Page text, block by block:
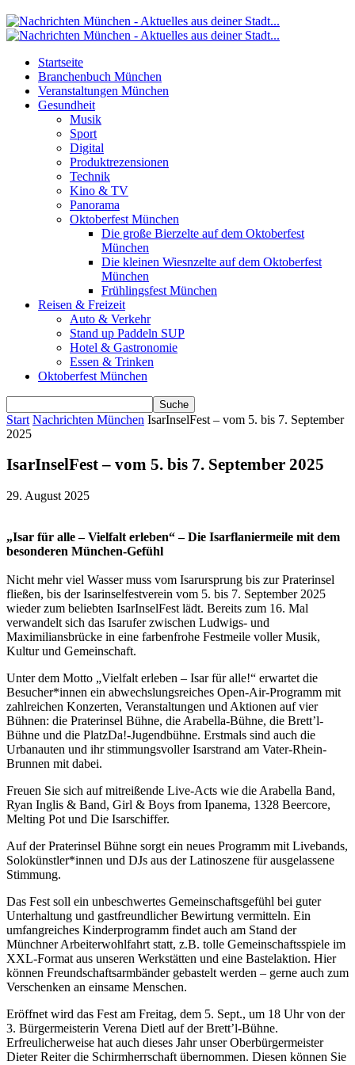
Startseite
Branchenbuch München
Veranstaltungen München
Gesundheit
Musik
Sport
Digital
Produktrezensionen
Technik
Kino & TV
Panorama
Oktoberfest München
Die große Bierzelte auf dem Oktoberfest
München
Die kleinen Wiesnzelte auf dem Oktoberfest
München
Frühlingsfest München
Reisen & Freizeit
Auto & Verkehr
Stand up Paddeln SUP
Hotel & Gastronomie
Essen & Trinken
Oktoberfest München
Start Nachrichten München IsarInselFest – vom 5. bis 7. September
2025
IsarInselFest – vom 5. bis 7. September 2025
29. August 2025
„Isar für alle – Vielfalt erleben“ –Die Isarflaniermeile mit dem
besonderen München-Gefühl
Nicht mehr viel Wasser muss vom Isarursprung bis zur Praterinsel
fließen, bis der Isarinselfestverein vom 5. bis 7. September 2025
wieder zum beliebten IsarInselFest lädt. Bereits zum 16. Mal
verwandelt sich das Isarufer zwischen Ludwigs- und
Maximiliansbrücke in eine farbenfrohe Festmeile voller Musik,
Kultur und Gemeinschaft.
Unter dem Motto „Vielfalt erleben – Isar für alle!“ erwartet die
Besucher*innen ein abwechslungsreiches Open-Air-Programm mit
zahlreichen Konzerten, Veranstaltungen und Aktionen auf vier
Bühnen: die Praterinsel Bühne, die Arabella-Bühne, die Brett’l-
Bühne und die PlatzDa!-Jugendbühne. Erstmals sind auch die
Urbanauten und ihr stimmungsvoller Isarstrand am Vater-Rhein-
Brunnen mit dabei.
Freuen Sie sich auf mitreißende Live-Acts wie die Arabella Band,
Ryan Inglis & Band, Girl & Boys from Ipanema, 1328 Beercore,
Melting Pot und Die Isarschiffer.
Auf der Praterinsel Bühne sorgt ein neues Programm mit Livebands,
Solokünstler*innen und DJs aus der Latinoszene für ausgelassene
Stimmung.
Das Fest soll ein unbeschwertes Gemeinschaftsgefühl bei guter
Unterhaltung und gastfreundlicher Bewirtung vermitteln. Ein
umfangreiches Kinderprogramm findet auch am Stand der
Münchner Arbeiterwohlfahrt statt, z.B. tolle Gemeinschaftsspiele im
XXL-Format aus unseren Werkstätten und eine Bastelaktion. Hier
können Freundschaftsarmbänder gebastelt werden – gerne auch zum
Verschenken an einsame Menschen.
Eröffnet wird das Fest am Freitag, dem 5. Sept., um 18 Uhr von der
3. Bürgermeisterin Verena Dietl auf der Brett’l-Bühne.
Erfreulicherweise hat auch dieses Jahr unser Oberbürgermeister
Dieter Reiter die Schirmherrschaft übernommen. Diesen können Sie